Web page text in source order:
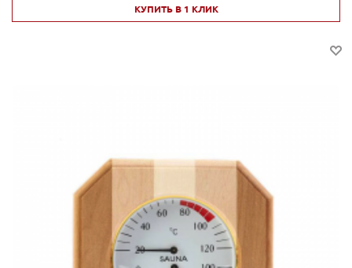
КУПИТЬ В 1 КЛИК